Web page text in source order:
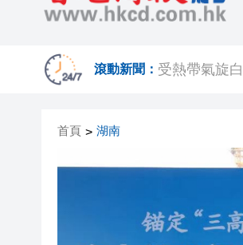
滾動新聞： 受熱帶氣旋
有片｜《愛·
上半年國內
首頁 > 湖南